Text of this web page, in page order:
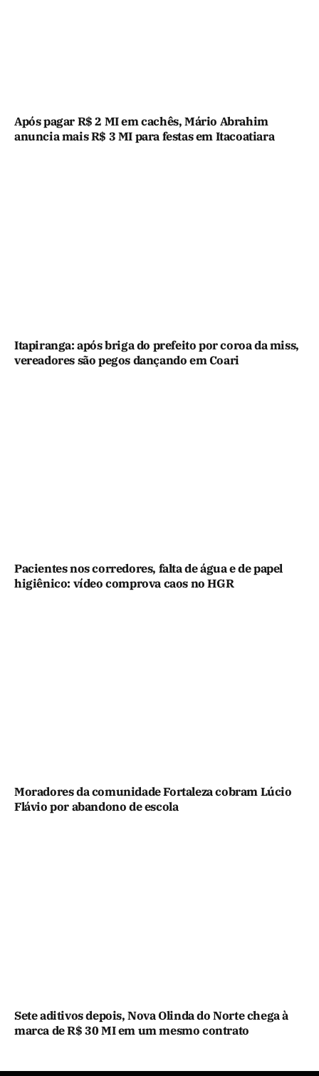
Após pagar R$ 2 MI em cachês, Mário Abrahim
anuncia mais R$ 3 MI para festas em Itacoatiara
Itapiranga: após briga do prefeito por coroa da miss,
vereadores são pegos dançando em Coari
Pacientes nos corredores, falta de água e de papel
higiênico: vídeo comprova caos no HGR
Moradores da comunidade Fortaleza cobram Lúcio
Flávio por abandono de escola
Sete aditivos depois, Nova Olinda do Norte chega à
marca de R$ 30 MI em um mesmo contrato